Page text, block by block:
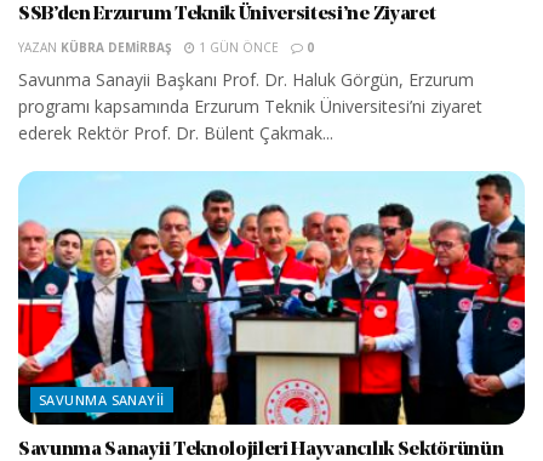
SSB’den Erzurum Teknik Üniversitesi’ne Ziyaret
YAZAN KÜBRA DEMIRBAŞ 1 GÜN ÖNCE 0
Savunma Sanayii Başkanı Prof. Dr. Haluk Görgün, Erzurum
programı kapsamında Erzurum Teknik Üniversitesi’ni ziyaret
ederek Rektör Prof. Dr. Bülent Çakmak...
SAVUNMA SANAYII
Savunma Sanayii Teknolojileri Hayvancılık Sektörünün